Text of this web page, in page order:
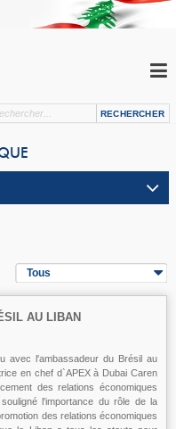
Tous
AU LIBAN
avec l'ambassadeur du Brésil au
en chef d`APEX à Dubai Caren
des relations économiques
l'importance du rôle de la
des relations économiques